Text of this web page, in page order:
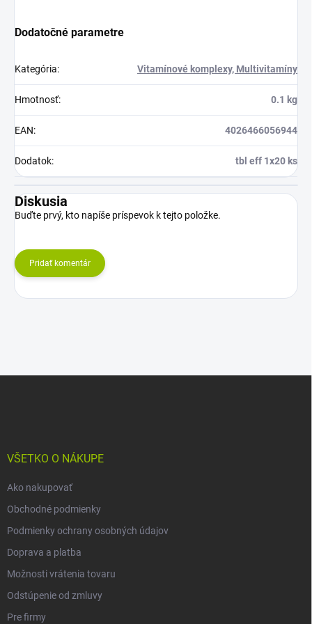
Dodatočné parametre
Kategória: Vitamínové komplexy, Multivitamíny
Hmotnosť: 0.1 kg
EAN: 4026466056944
Dodatok: tbl eff 1x20 ks
Diskusia
Buďte prvý, kto napíše príspevok k tejto položke.
Pridať komentár
VŠETKO O NÁKUPE
Ako nakupovať
Obchodné podmienky
Podmienky ochrany osobných údajov
Doprava a platba
Možnosti vrátenia tovaru
Odstúpenie od zmluvy
Pre firmy